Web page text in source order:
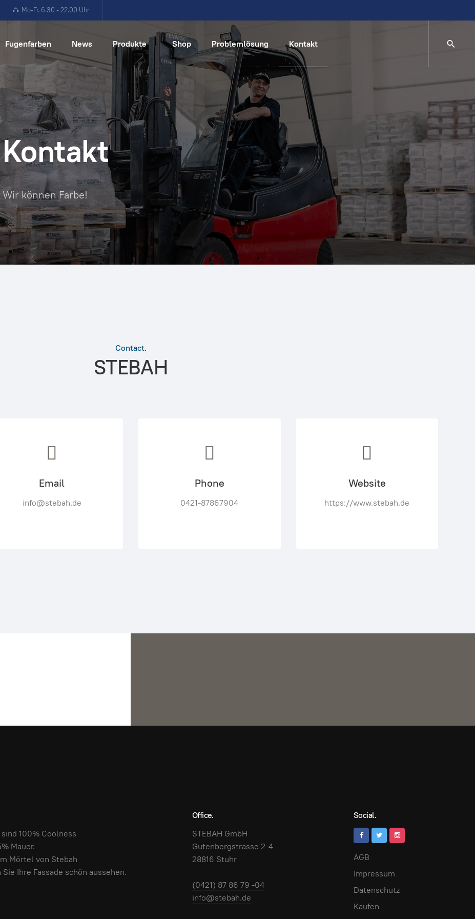
Mo-Fr. 6.30 - 22.00 Uhr
Fugenfarben News Produkte Shop Problemlösung Kontakt
Kontakt
Wir können Farbe!
Contact.
STEBAH
Email
info@stebah.de
Phone
0421-87867904
Website
https://www.stebah.de
sind 100% Coolness
Mauer.
Mörtel von Stebah
Sie Ihre Fassade schön aussehen.
Office.
STEBAH GmbH
Gutenbergstrasse 2-4
28816 Stuhr
(0421) 87 86 79 -04
info@stebah.de
Social.
AGB
Impressum
Datenschutz
Kaufen